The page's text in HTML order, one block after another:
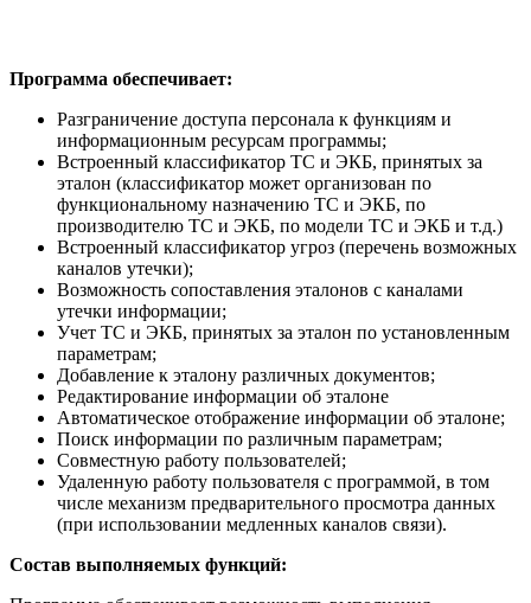
Программа обеспечивает:
Разграничение доступа персонала к функциям и
информационным ресурсам программы;
Встроенный классификатор ТС и ЭКБ, принятых за
эталон (классификатор может организован по
функциональному назначению ТС и ЭКБ, по
производителю ТС и ЭКБ, по модели ТС и ЭКБ и т.д.)
Встроенный классификатор угроз (перечень возможных
каналов утечки);
Возможность сопоставления эталонов с каналами
утечки информации;
Учет ТС и ЭКБ, принятых за эталон по установленным
параметрам;
Добавление к эталону различных документов;
Редактирование информации об эталоне
Автоматическое отображение информации об эталоне;
Поиск информации по различным параметрам;
Совместную работу пользователей;
Удаленную работу пользователя с программой, в том
числе механизм предварительного просмотра данных
(при использовании медленных каналов связи).
Состав выполняемых функций: